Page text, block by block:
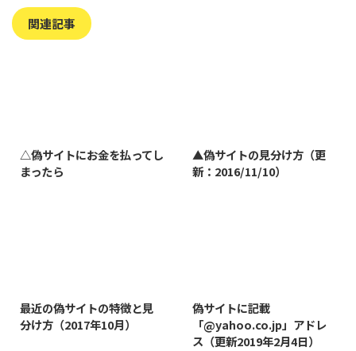
関連記事
△偽サイトにお金を払ってし
まったら
▲偽サイトの見分け方（更
新：2016/11/10）
最近の偽サイトの特徴と見
分け方（2017年10月）
偽サイトに記載
「@yahoo.co.jp」アドレ
ス（更新2019年2月4日）